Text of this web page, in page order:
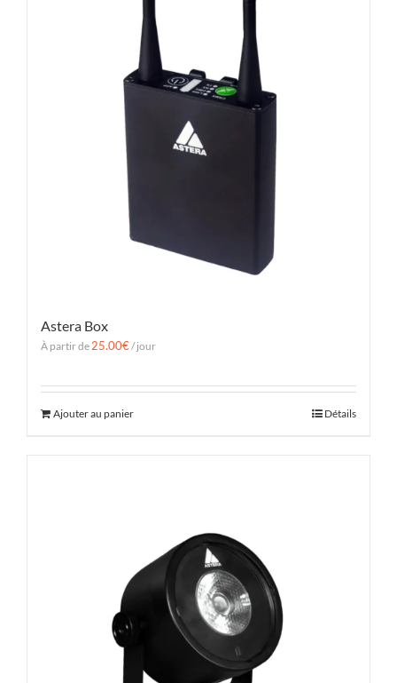
Astera Box
À partir de25.00€/ jour
Ajouter au panier Détails